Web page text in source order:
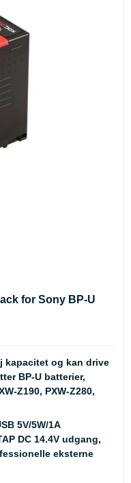
for Sony BP-U
kapacitet og kan drive
BP-U batterier,
Z190, PXW-Z280,
5V/5W/1A
DC 14.4V udgang,
eksterne